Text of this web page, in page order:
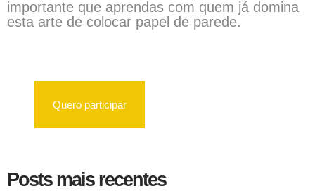
importante que aprendas com quem já domina
esta arte de colocar papel de parede.
Quero participar
Posts mais recentes